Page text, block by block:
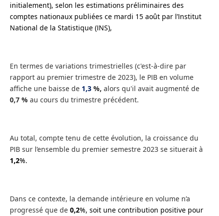
initialement), selon les estimations préliminaires des
comptes nationaux publiées ce mardi 15 août par l’Institut
National de la Statistique (INS),
En termes de variations trimestrielles (c'est-à-dire par
rapport au premier trimestre de 2023), le PIB en volume
affiche une baisse de 1,3 %, alors qu'il avait augmenté de
0,7 % au cours du trimestre précédent.
Au total, compte tenu de cette évolution, la croissance du
PIB sur l’ensemble du premier semestre 2023 se situerait à
1,2%.
Dans ce contexte, la demande intérieure en volume n’a
progressé que de 0,2%, soit une contribution positive pour